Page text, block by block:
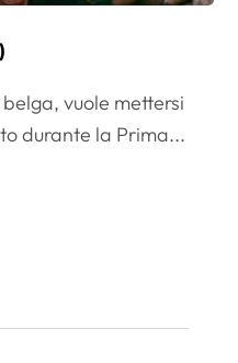
vuole mettersi
durante la Prima...